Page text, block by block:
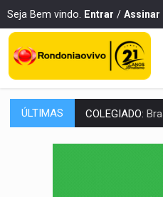
Seja Bem vindo. Entrar / Assinar
ÚLTIMAS COLEGIADO:
URGENTE:Colisão